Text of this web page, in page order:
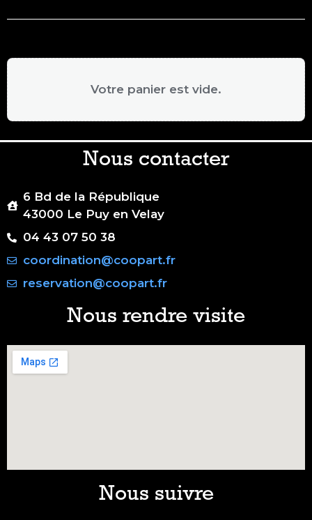
Votre panier est vide.
Nous contacter
6 Bd de la République
43000 Le Puy en Velay
04 43 07 50 38
coordination@coopart.fr
reservation@coopart.fr
Nous rendre visite
Nous suivre